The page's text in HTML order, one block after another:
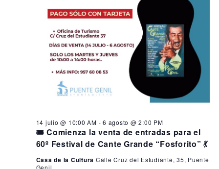
🎟️ Comienza la venta de entradas para el
60º Festival de Cante Grande “Fosforito” 💃
14 julio @ 10:00 AM - 6 agosto @ 2:00 PM
Casa de la Cultura Calle Cruz del Estudiante, 35, Puente
Genil